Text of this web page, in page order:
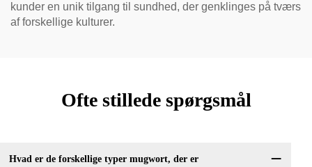
kunder en unik tilgang til sundhed, der genklinges på tværs
af forskellige kulturer.
Ofte stillede spørgsmål
Hvad er de forskellige typer mugwort, der er